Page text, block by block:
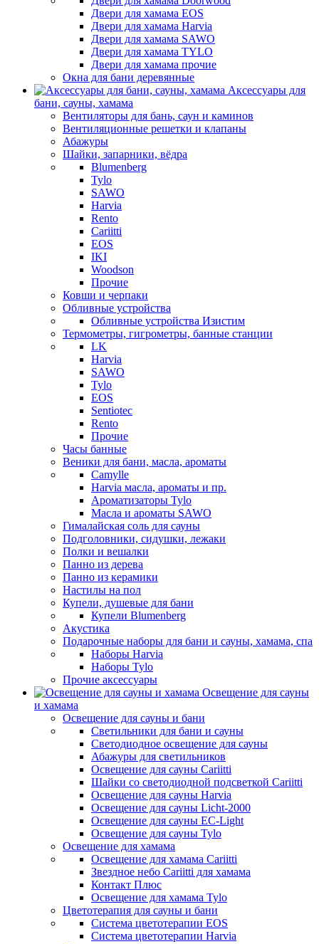
Двери для хамама EOS
Двери для хамама Harvia
Двери для хамама SAWO
Двери для хамама TYLO
Двери для хамама прочие
Окна для бани деревянные
Аксессуары для
бани, сауны, хамама
Вентиляторы для бань, саун и каминов
Вентиляционные решетки и клапаны
Абажуры
Шайки, запарники, вёдра
Blumenberg
Tylo
SAWO
Harvia
Rento
Cariitti
EOS
IKI
Woodson
Прочие
Ковши и черпаки
Обливные устройства
Обливные устройства Изистим
Термометры, гигрометры, банные станции
LK
Harvia
SAWO
Tylo
EOS
Sentiotec
Rento
Прочие
Часы банные
Веники для бани, масла, ароматы
Camylle
Harvia масла, ароматы и пр.
Ароматизаторы Tylo
Масла и ароматы SAWO
Гималайская соль для сауны
Подголовники, сидушки, лежаки
Полки и вешалки
Панно из дерева
Панно из керамики
Настилы на пол
Купели, душевые для бани
Купели Blumenberg
Акустика
Подарочные наборы для бани и сауны, хамама, спа
Наборы Harvia
Наборы Tylo
Прочие аксессуары
Освещение для сауны
и хамама
Освещение для сауны и бани
Светильники для бани и сауны
Светодиодное освещение для сауны
Абажуры для светильников
Освещение для сауны Cariitti
Шайки со светодиодной подсветкой Cariitti
Освещение для сауны Harvia
Освещение для сауны Licht-2000
Освещение для сауны EC-Light
Освещение для сауны Tylo
Освещение для хамама
Освещение для хамама Cariitti
Звездное небо Cariitti для хамама
Контакт Плюс
Освещение для хамама Tylo
Цветотерапия для сауны и бани
Система цветотерапии EOS
Система цветотерапии Harvia